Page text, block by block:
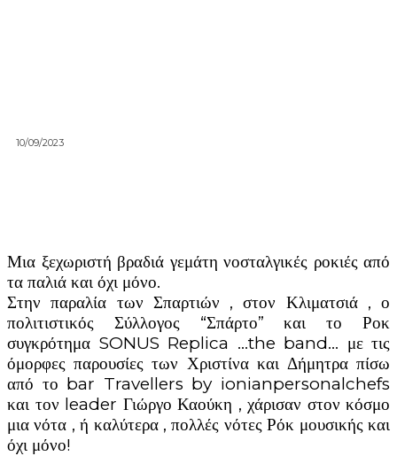
10/09/2023
Μια ξεχωριστή βραδιά γεμάτη νοσταλγικές ροκιές από
τα παλιά και όχι μόνο.
Στην παραλία των Σπαρτιών , στον Κλιματσιά , ο
πολιτιστικός Σύλλογος “Σπάρτο” και το Ροκ
συγκρότημα SONUS Replica …the band… με τις
όμορφες παρουσίες των Χριστίνα και Δήμητρα πίσω
από το bar Travellers by ionianpersonalchefs
και τον leader Γιώργο Καούκη , χάρισαν στον κόσμο
μια νότα , ή καλύτερα , πολλές νότες Ρόκ μουσικής και
όχι μόνο!